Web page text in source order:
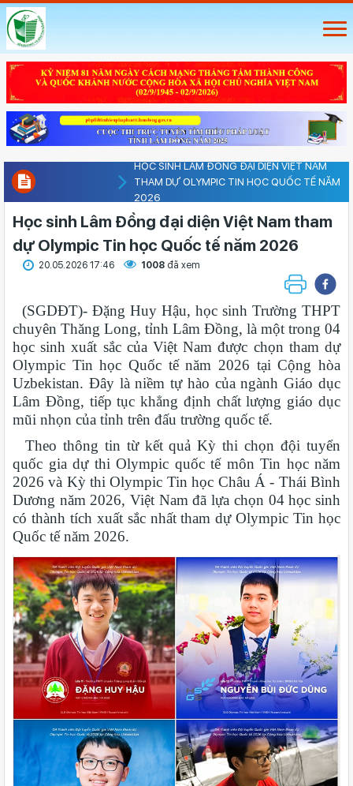
HỌC SINH LÂM ĐỒNG ĐẠI DIỆN VIỆT NAM
THAM DỰ OLYMPIC TIN HỌC QUỐC TẾ NĂM
2026
Học sinh Lâm Đồng đại diện Việt Nam tham
dự Olympic Tin học Quốc tế năm 2026
20.05.2026 17:46 1008 đã xem
(SGDĐT)- Đặng Huy Hậu, học sinh Trường THPT
chuyên Thăng Long, tỉnh Lâm Đồng, là một trong 04
học sinh xuất sắc của Việt Nam được chọn tham dự
Olympic Tin học Quốc tế năm 2026 tại Cộng hòa
Uzbekistan. Đây là niềm tự hào của ngành Giáo dục
Lâm Đồng, tiếp tục khẳng định chất lượng giáo dục
mũi nhọn của tỉnh trên đấu trường quốc tế.
Theo thông tin từ kết quả Kỳ thi chọn đội tuyển
quốc gia dự thi Olympic quốc tế môn Tin học năm
2026 và Kỳ thi Olympic Tin học Châu Á - Thái Bình
Dương năm 2026, Việt Nam đã lựa chọn 04 học sinh
có thành tích xuất sắc nhất tham dự Olympic Tin học
Quốc tế năm 2026.